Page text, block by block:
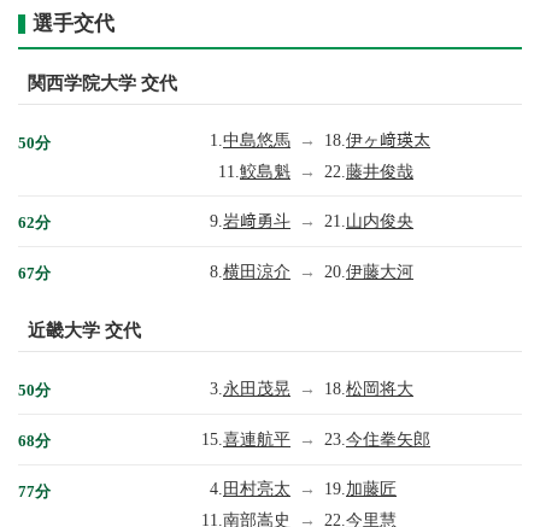
選手交代
関西学院大学 交代
50分 1. 中島悠馬 → 18. 伊ヶ﨑瑛太
11. 鮫島魁 → 22. 藤井俊哉
62分 9. 岩﨑勇斗 → 21. 山内俊央
67分 8. 横田涼介 → 20. 伊藤大河
近畿大学 交代
50分 3. 永田茂晃 → 18. 松岡将大
68分 15. 喜連航平 → 23. 今住拳矢郎
77分 4. 田村亮太 → 19. 加藤匠
11. 南部嵩史 → 22. 今里慧